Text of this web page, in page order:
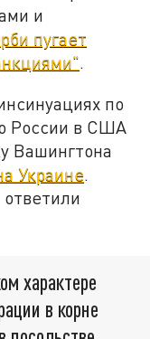
и
пугает
.
по
России в США
Вашингтона
Украине.
характере
в корне